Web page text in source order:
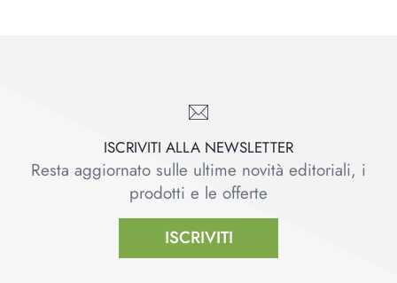
ISCRIVITI ALLA NEWSLETTER
Resta aggiornato sulle ultime novità editoriali, i
prodotti e le offerte
ISCRIVITI